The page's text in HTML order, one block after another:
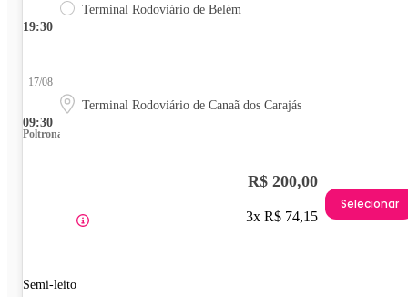
19:30
Terminal Rodoviário de Belém
09:30
17/08
Terminal Rodoviário de Canaã dos Carajás
Poltrona
Semi-leito
R$ 200,00
3x R$ 74,15
Selecionar